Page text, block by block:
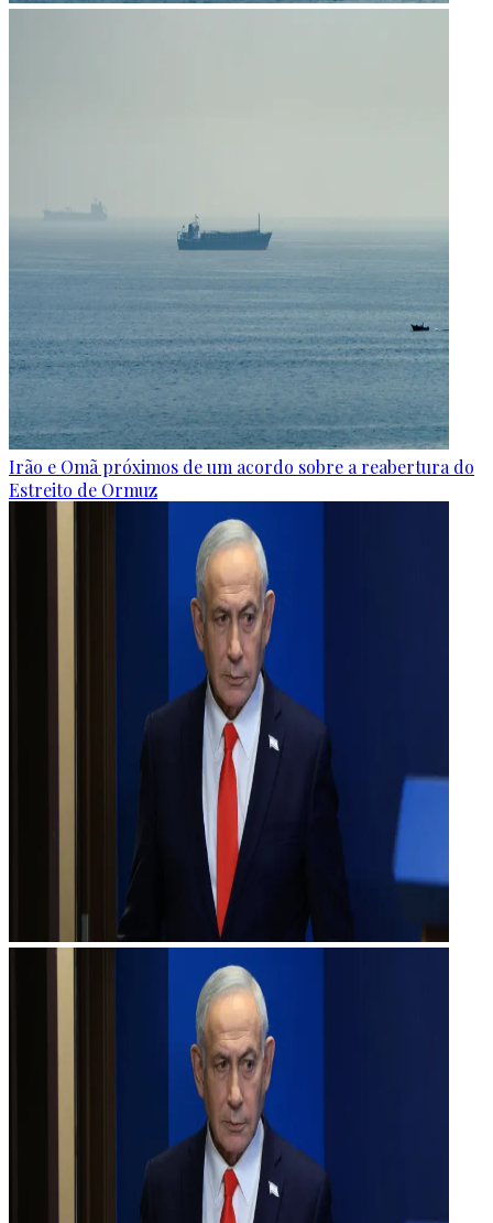
Irão e Omã próximos de um acordo sobre a reabertura do
Estreito de Ormuz